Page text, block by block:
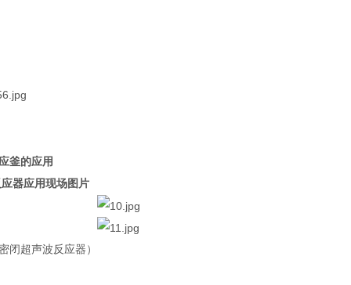
釜的应用
器应用现场图片
闭超声波反应器）